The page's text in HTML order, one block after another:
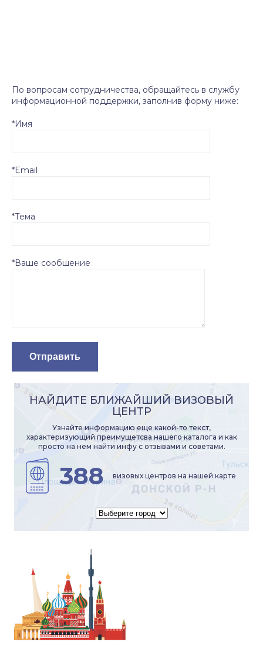
По вопросам сотрудничества, обращайтесь в службу
информационной поддержки, заполнив форму ниже:
*Имя
*Email
*Тема
*Ваше сообщение
НАЙДИТЕ БЛИЖАЙШИЙ ВИЗОВЫЙ
ЦЕНТР
Узнайте информацию еще какой-то текст,
характеризующий преимущетсва нашего каталога и как
просто на нем найти инфу с отзывами и советами.
388 визовых центров на нашей карте